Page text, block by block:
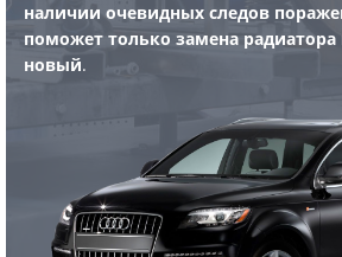
наличии очевидных следов
поможет только замена
новый.